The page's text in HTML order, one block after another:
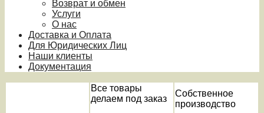
Возврат и обмен
Услуги
О нас
Доставка и Оплата
Для Юридических Лиц
Наши клиенты
Документация
Все товары
делаем под заказ
Собственное
производство